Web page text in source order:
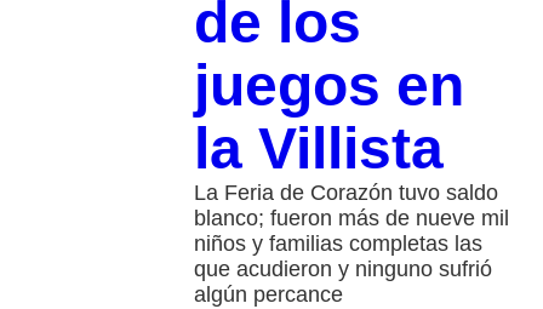
de los
juegos en
la Villista
La Feria de Corazón tuvo saldo
blanco; fueron más de nueve mil
niños y familias completas las
que acudieron y ninguno sufrió
algún percance